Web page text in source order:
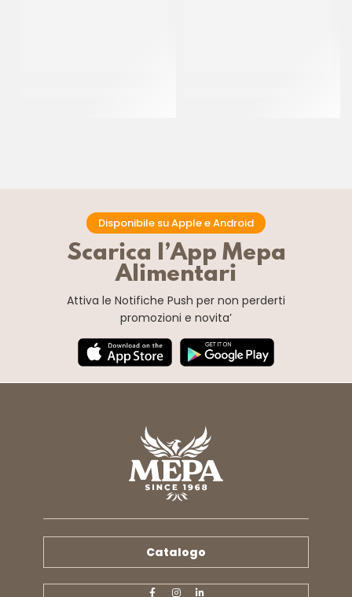
Disponibile su Apple e Android
Scarica l’App Mepa
Alimentari
Attiva le Notifiche Push per non perderti
promozioni e novita’
Catalogo